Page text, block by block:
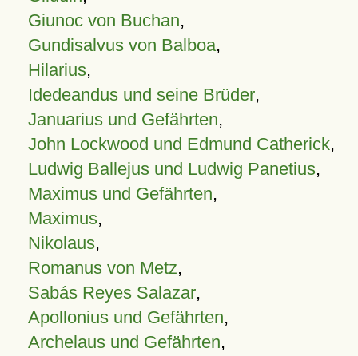
Giunoc von Buchan,
Gundisalvus von Balboa,
Hilarius,
Idedeandus und seine Brüder,
Januarius und Gefährten,
John Lockwood und Edmund Catherick,
Ludwig Ballejus und Ludwig Panetius,
Maximus und Gefährten,
Maximus,
Nikolaus,
Romanus von Metz,
Sabás Reyes Salazar,
Apollonius und Gefährten,
Archelaus und Gefährten,